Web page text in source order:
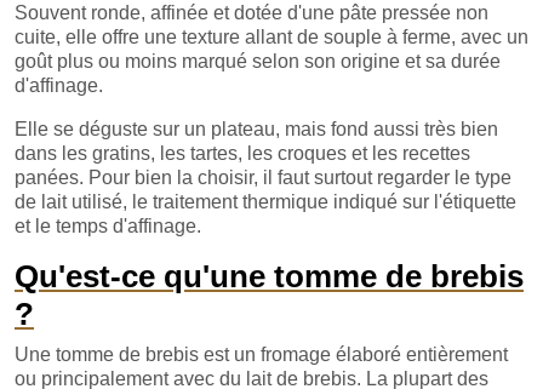
Souvent ronde, affinée et dotée d'une pâte pressée non
cuite, elle offre une texture allant de souple à ferme, avec un
goût plus ou moins marqué selon son origine et sa durée
d'affinage.
Elle se déguste sur un plateau, mais fond aussi très bien
dans les gratins, les tartes, les croques et les recettes
panées. Pour bien la choisir, il faut surtout regarder le type
de lait utilisé, le traitement thermique indiqué sur l'étiquette
et le temps d'affinage.
Qu'est-ce qu'une tomme de brebis
?
Une tomme de brebis est un fromage élaboré entièrement
ou principalement avec du lait de brebis. La plupart des